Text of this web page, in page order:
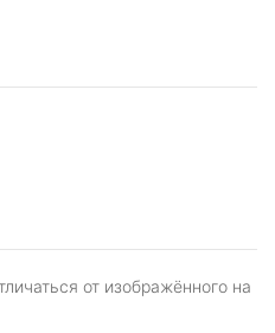
от изображённого на